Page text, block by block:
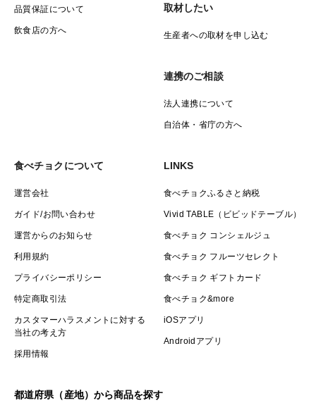
品質保証について
飲食店の方へ
取材したい
生産者への取材を申し込む
連携のご相談
法人連携について
自治体・省庁の方へ
食べチョクについて
運営会社
ガイド/お問い合わせ
運営からのお知らせ
利用規約
プライバシーポリシー
特定商取引法
カスタマーハラスメントに対する
当社の考え方
採用情報
LINKS
食べチョクふるさと納税
Vivid TABLE（ビビッドテーブル）
食べチョク コンシェルジュ
食べチョク フルーツセレクト
食べチョク ギフトカード
食べチョク&more
iOSアプリ
Androidアプリ
都道府県（産地）から商品を探す